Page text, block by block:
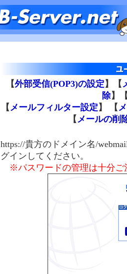
【外部受信(POP3)の設定 】【
除】
【メールフィルター設定 】 【
【メールの削
https://貴方のドメイン名/
グインしてください。
※パスワードの管理は十分ご